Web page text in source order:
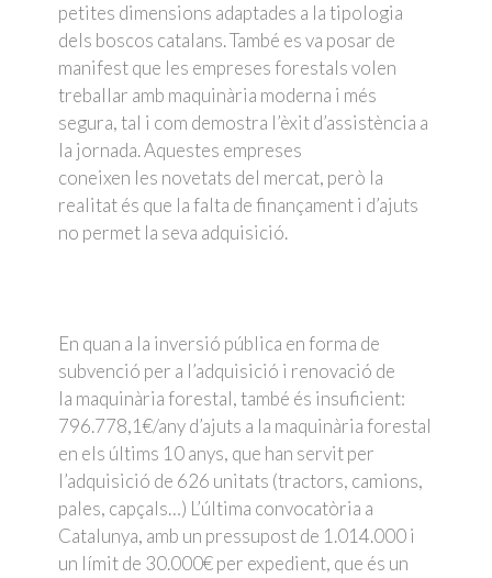
petites dimensions adaptades a la tipologia
dels boscos catalans. També es va posar de
manifest que les empreses forestals volen
treballar amb maquinària moderna i més
segura, tal i com demostra l’èxit d’assistència a
la jornada. Aquestes empreses
coneixen les novetats del mercat, però la
realitat és que la falta de finançament i d’ajuts
no permet la seva adquisició.
En quan a la inversió pública en forma de
subvenció per a l’adquisició i renovació de
la maquinària forestal, també és insuficient:
796.778,1€/any d’ajuts a la maquinària forestal
en els últims 10 anys, que han servit per
l’adquisició de 626 unitats (tractors, camions,
pales, capçals…) L’última convocatòria a
Catalunya, amb un pressupost de 1.014.000 i
un límit de 30.000€ per expedient, que és un